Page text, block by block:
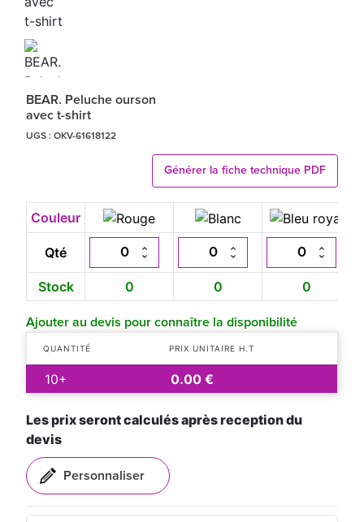
BEAR. Peluche ourson
avec t-shirt
UGS : OKV-61618122
Générer la fiche technique PDF
Couleur
Qté
Stock 0 0 0
Ajouter au devis pour connaître la disponibilité
QUANTITÉ PRIX UNITAIRE H.T
10+ 0.00 €
Les prix seront calculés après reception du
devis